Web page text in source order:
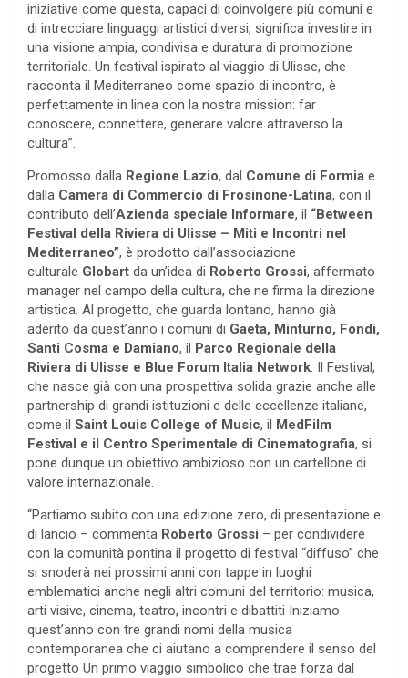
iniziative come questa, capaci di coinvolgere più comuni e
di intrecciare linguaggi artistici diversi, significa investire in
una visione ampia, condivisa e duratura di promozione
territoriale. Un festival ispirato al viaggio di Ulisse, che
racconta il Mediterraneo come spazio di incontro, è
perfettamente in linea con la nostra mission: far
conoscere, connettere, generare valore attraverso la
cultura”.
Promosso dalla Regione Lazio, dal Comune di Formia e
dalla Camera di Commercio di Frosinone-Latina, con il
contributo dell’Azienda speciale Informare, il “Between
Festival della Riviera di Ulisse – Miti e Incontri nel
Mediterraneo”, è prodotto dall’associazione
culturale Globart da un’idea di Roberto Grossi, affermato
manager nel campo della cultura, che ne firma la direzione
artistica. Al progetto, che guarda lontano, hanno già
aderito da quest’anno i comuni di Gaeta, Minturno, Fondi,
Santi Cosma e Damiano, il Parco Regionale della
Riviera di Ulisse e Blue Forum Italia Network. Il Festival,
che nasce già con una prospettiva solida grazie anche alle
partnership di grandi istituzioni e delle eccellenze italiane,
come il Saint Louis College of Music, il MedFilm
Festival e il Centro Sperimentale di Cinematografia, si
pone dunque un obiettivo ambizioso con un cartellone di
valore internazionale.
“Partiamo subito con una edizione zero, di presentazione e
di lancio – commenta Roberto Grossi – per condividere
con la comunità pontina il progetto di festival “diffuso” che
si snoderà nei prossimi anni con tappe in luoghi
emblematici anche negli altri comuni del territorio: musica,
arti visive, cinema, teatro, incontri e dibattiti Iniziamo
quest’anno con tre grandi nomi della musica
contemporanea che ci aiutano a comprendere il senso del
progetto Un primo viaggio simbolico che trae forza dal